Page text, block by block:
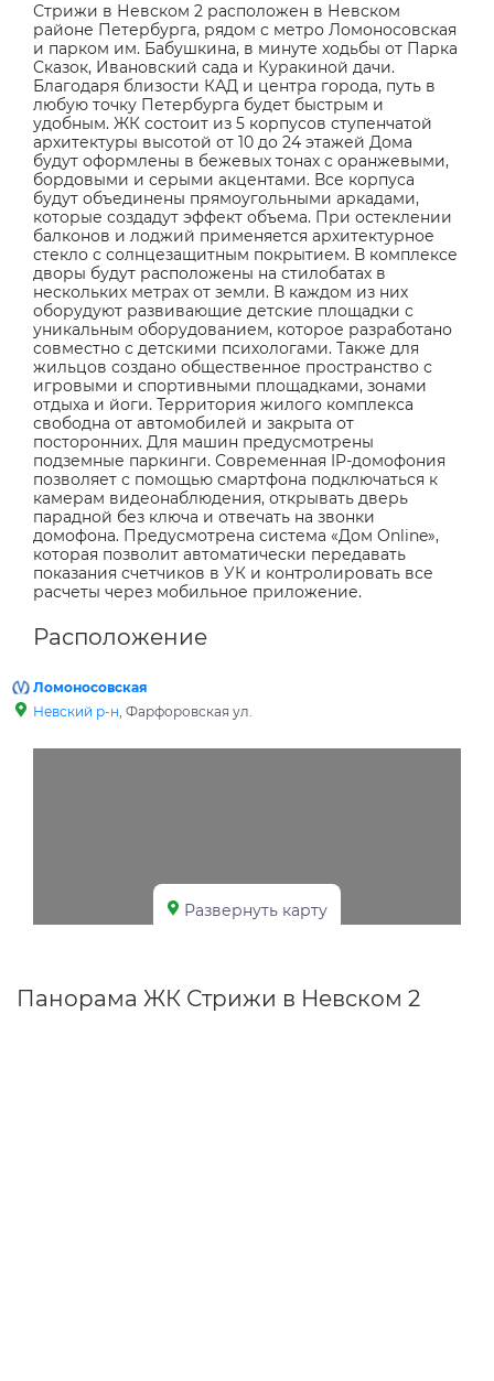
Стрижи в Невском 2 расположен в Невском
районе Петербурга, рядом с метро Ломоносовская
и парком им. Бабушкина, в минуте ходьбы от Парка
Сказок, Ивановский сада и Куракиной дачи.
Благодаря близости КАД и центра города, путь в
любую точку Петербурга будет быстрым и
удобным. ЖК состоит из 5 корпусов ступенчатой
архитектуры высотой от 10 до 24 этажей Дома
будут оформлены в бежевых тонах с оранжевыми,
бордовыми и серыми акцентами. Все корпуса
будут объединены прямоугольными аркадами,
которые создадут эффект объема. При остеклении
балконов и лоджий применяется архитектурное
стекло с солнцезащитным покрытием. В комплексе
дворы будут расположены на стилобатах в
нескольких метрах от земли. В каждом из них
оборудуют развивающие детские площадки с
уникальным оборудованием, которое разработано
совместно с детскими психологами. Также для
жильцов создано общественное пространство с
игровыми и спортивными площадками, зонами
отдыха и йоги. Территория жилого комплекса
свободна от автомобилей и закрыта от
посторонних. Для машин предусмотрены
подземные паркинги. Современная IP-домофония
позволяет с помощью смартфона подключаться к
камерам видеонаблюдения, открывать дверь
парадной без ключа и отвечать на звонки
домофона. Предусмотрена система «Дом Online»,
которая позволит автоматически передавать
показания счетчиков в УК и контролировать все
расчеты через мобильное приложение.
Расположение
Ломоносовская
Невский р-н, Фарфоровская ул.
Развернуть карту
Панорама ЖК Стрижи в Невском 2